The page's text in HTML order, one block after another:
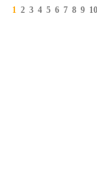
1 2 3 4 5 6 7 8 9 10